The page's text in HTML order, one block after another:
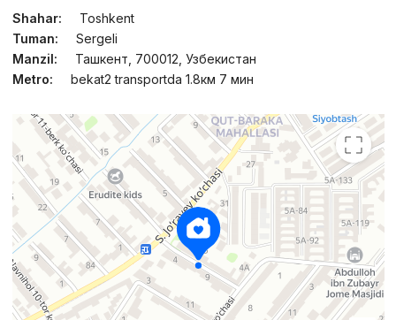
Shahar:
Toshkent
Tuman:
Sergeli
Manzil:
Ташкент, 700012, Узбекистан
Metro:
bekat2 transportda 1.8км 7 мин